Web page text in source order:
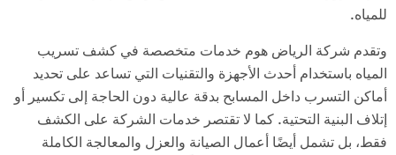
للمياه.
وتقدم شركة الرياض هوم خدمات متخصصة في كشف تسريب
المياه باستخدام أحدث الأجهزة والتقنيات التي تساعد على تحديد
أماكن التسرب داخل المسابح بدقة عالية دون الحاجة إلى تكسير أو
إتلاف البنية التحتية. كما لا تقتصر خدمات الشركة على الكشف
فقط، بل تشمل أيضًا أعمال الصيانة والعزل والمعالجة الكاملة